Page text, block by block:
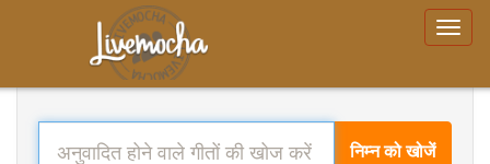
निम्न को खोजें